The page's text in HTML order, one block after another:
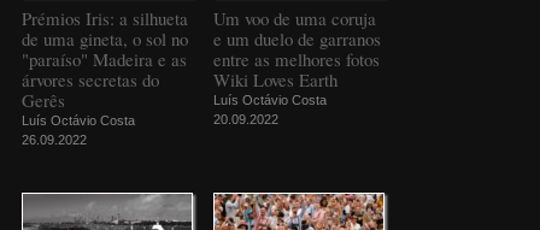
Prémios Iris: a silhueta
de uma gineta, o sol no
"paraíso" Madeira e as
árvores secretas do
Gerês
Luís Octávio Costa
26.09.2022
Um voo de uma coruja
e um duelo de garranos
entre as melhores fotos
Wiki Loves Earth
Luís Octávio Costa
20.09.2022